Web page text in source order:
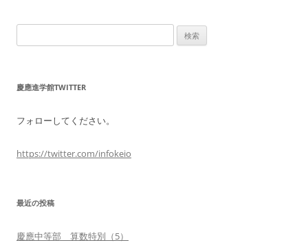
索:
慶應進学館TWITTER
フォローしてください。
https://twitter.com/infokeio
最近の投稿
慶應中等部 算数特別（5）